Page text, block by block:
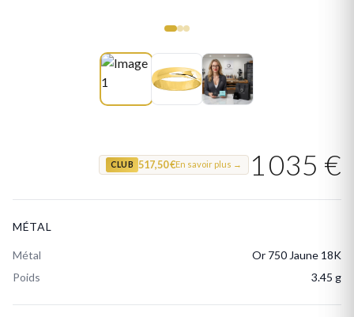
CLUB 517,50 €En savoir plus → 1 035 €
MÉTAL
Métal
Or 750 Jaune 18K
Poids
3.45 g